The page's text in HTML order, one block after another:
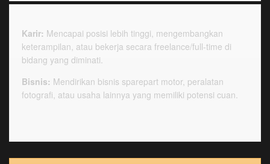
Karir: Mencapai posisi lebih tinggi, mengembangkan
keterampilan, atau bekerja secara freelance/full-time di
bidang yang diminati.
Bisnis: Mendirikan bisnis sparepart motor, peralatan
fotografi, atau usaha lainnya yang memiliki potensi cuan.